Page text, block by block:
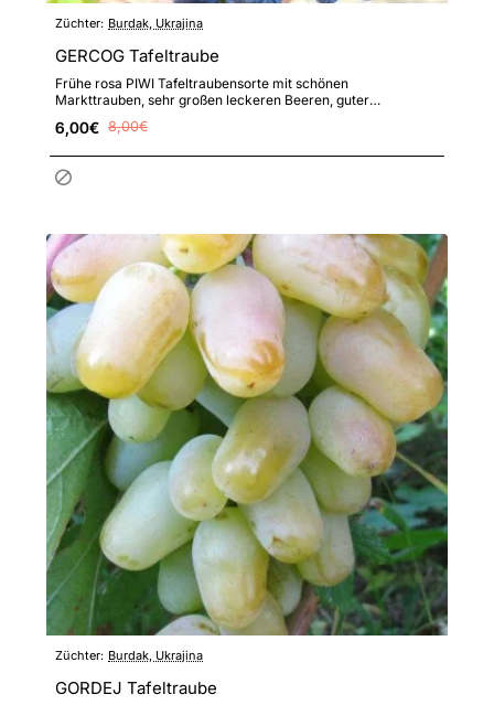
Züchter: Burdak, Ukrajina
GERCOG Tafeltraube
Frühe rosa PIWI Tafeltraubensorte mit schönen
Markttrauben, sehr großen leckeren Beeren, guter
6,00€ 8,00€
Züchter: Burdak, Ukrajina
GORDEJ Tafeltraube